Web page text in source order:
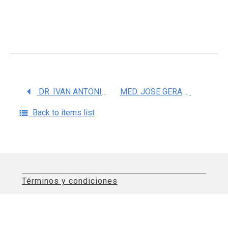
DR. IVAN ANTONIO GARCIA MONTALVO MED. JOSE GERARDO GARCIA AGUIRRE
Back to items list
Términos y condiciones